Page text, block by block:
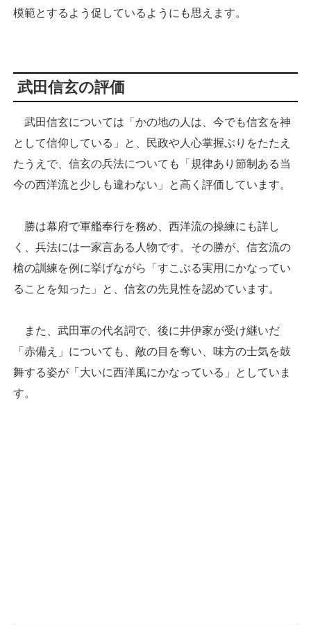
模範とするよう促しているようにも思えます。
武田信玄の評価
武田信玄については「かの地の人は、今でも信玄を神
として信仰している」と、民政や人心掌握ぶりをたたえ
たうえで、信玄の兵法についても「規律あり節制ある当
今の西洋流と少しも違わない」と高く評価しています。
勝は幕府で軍艦奉行を務め、西洋流の操練にも詳し
く、兵法には一家言ある人物です。その勝が、信玄流の
槍の訓練を例に挙げながら「すこぶる実用にかなってい
ることを知った」と、信玄の先見性を認めています。
また、武田軍の代名詞で、後に井伊家が受け継いだ
「赤備え」についても、敵の目を奪い、味方の士気を鼓
舞する姿が「大いに西洋風にかなっている」としていま
す。